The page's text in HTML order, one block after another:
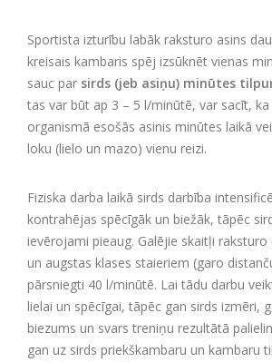
Sportista izturību labāk raksturo asins
kreisais kambaris spēj izsūknēt vienas
sauc par sirds (jeb asiņu) minūtes
tas var būt ap 3 – 5 l/minūtē, var sacīt, ka
organismā esošās asinis minūtes laikā
loku (lielo un mazo) vienu reizi.
Fiziska darba laikā sirds darbība
kontrahējas spēcīgāk un biežāk, tāpēc
ievērojami pieaug. Galējie skaitļi raksturo
un augstas klases staieriem (garo
pārsniegti 40 l/minūtē. Lai tādu darbu
lielai un spēcīgai, tāpēc gan sirds izmēri,
biezums un svars treniņu rezultātā
gan uz sirds priekškambaru un kambaru